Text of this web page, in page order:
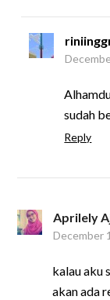
sudah
Reply
Aprilely
December
kalau aku
akan ada